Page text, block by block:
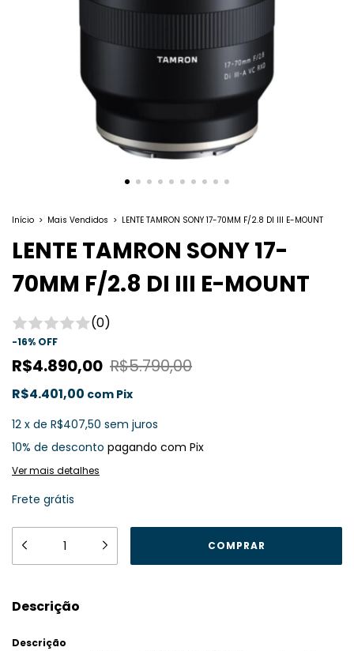
Início > Mais Vendidos > LENTE TAMRON SONY 17-70MM F/2.8 DI III E-MOUNT
LENTE TAMRON SONY 17-
70MM F/2.8 DI III E-MOUNT
(0)
-16% OFF
R$4.890,00 R$5.790,00
R$4.401,00 com Pix
12 x de R$407,50 sem juros
10% de desconto pagando com Pix
Ver mais detalhes
Frete grátis
Descrição
Descrição